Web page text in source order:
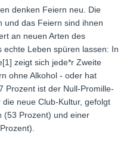
denken Feiern neu. Die
und das Feiern sind ihnen
an neuen Arten des
Leben spüren lassen: In
zeigt sich jede*r Zweite
ohne Alkohol - oder hat
Prozent ist der Null-Promille-
neue Club-Kultur, gefolgt
(53 Prozent) und einer